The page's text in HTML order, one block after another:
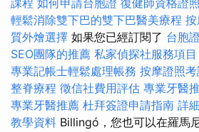
課程 如何申請台胞證 復健師資格證照
輕鬆消除雙下巴的雙下巴醫美療程
質外燴選擇 如果您已經訂閱了 台胞
SEO團隊的推薦 私家偵探社服務項目
專業記帳士輕鬆處理帳務 按摩證照
整脊療程 徵信社費用評估 專業牙醫
專業牙醫推薦 杜拜簽證申請指南 詳
教學資料 Billingó，您也可以在羅馬